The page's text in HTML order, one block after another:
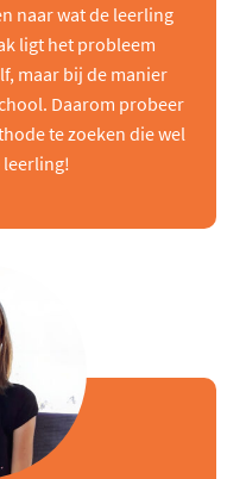
naar wat de leerling
ligt het probleem
maar bij de manier
Daarom probeer
te zoeken die wel